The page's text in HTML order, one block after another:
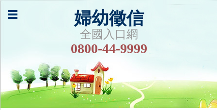
婦幼徵信
全國入口網
0800-44-9999